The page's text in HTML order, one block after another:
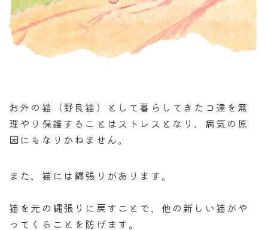
お外の猫（野良猫）として暮らしてきたコ達を無
理やり保護することはストレスとなり、病気の原
因にもなりかねません。
また、猫には縄張りがあります。
猫を元の縄張りに戻すことで、他の新しい猫がや
ってくることを防げます。